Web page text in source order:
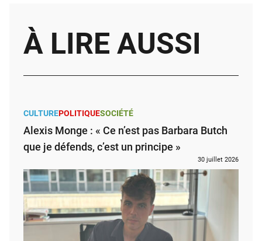
À LIRE AUSSI
CULTUREPOLITIQUESOCIÉTÉ
Alexis Monge : « Ce n’est pas Barbara Butch
que je défends, c’est un principe »
30 juillet 2026